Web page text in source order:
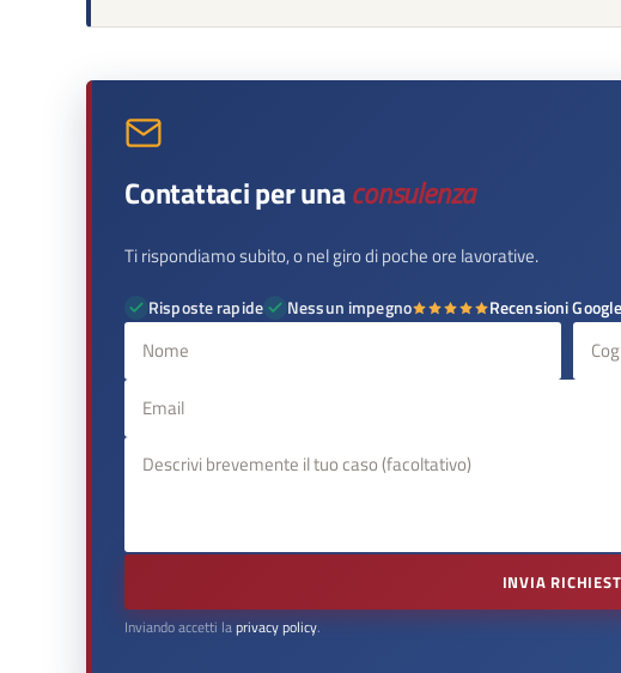
Contattaci per unaconsulenza
Ti rispondiamo subito, o nel giro di poche ore lavorative.
Risposte rapide Nessun impegno Recensioni Google
INVIA
Inviando accetti laprivacy policy.